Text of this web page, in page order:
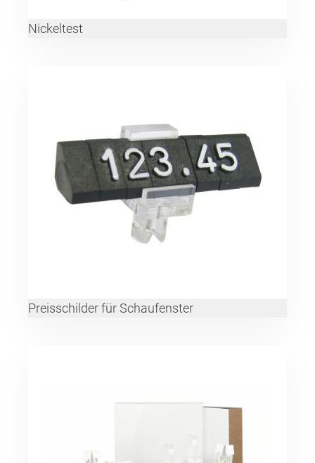
Nickeltest
Preisschilder für Schaufenster